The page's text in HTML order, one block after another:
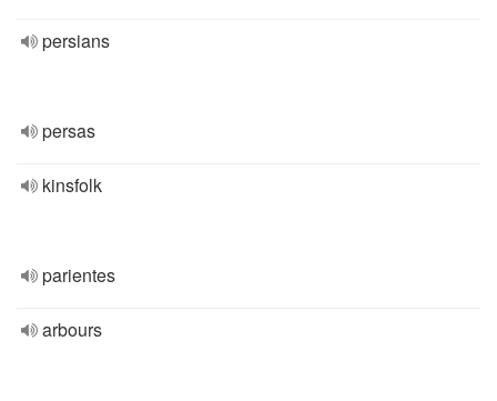
persians
persas
kinsfolk
parientes
arbours